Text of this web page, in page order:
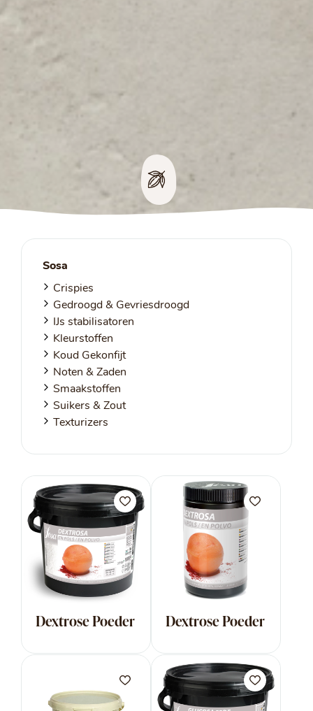
Sosa
Crispies
Gedroogd & Gevriesdroogd
IJs stabilisatoren
Kleurstoffen
Koud Gekonfijt
Noten & Zaden
Smaakstoffen
Suikers & Zout
Texturizers
Dextrose Poeder Dextrose Poeder